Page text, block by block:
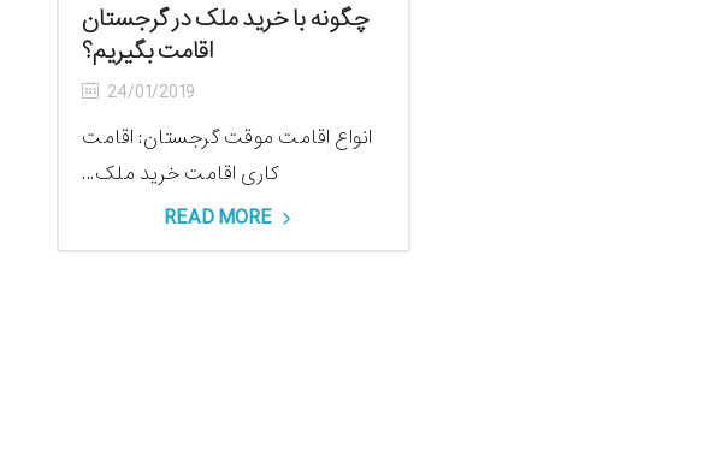
چگونه با خرید ملک در گرجستان
اقامت بگیریم؟
24/01/2019
انواع اقامت موقت گرجستان: اقامت
کاری اقامت خرید ملک...
READ MORE